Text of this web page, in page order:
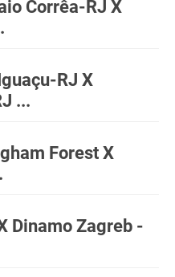
Corrêa-RJ X
RJ X
...
Forest X
Dinamo Zagreb -